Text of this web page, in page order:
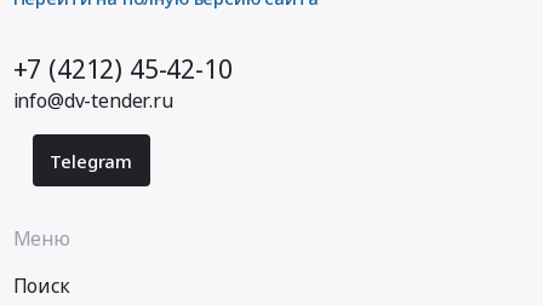
+7 (4212) 45-42-10
info@dv-tender.ru
Telegram
Меню
Поиск